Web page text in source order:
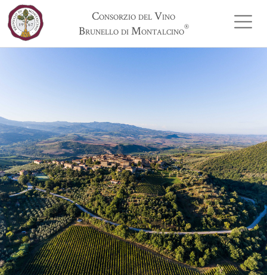
Consorzio del Vino
Brunello di Montalcino®